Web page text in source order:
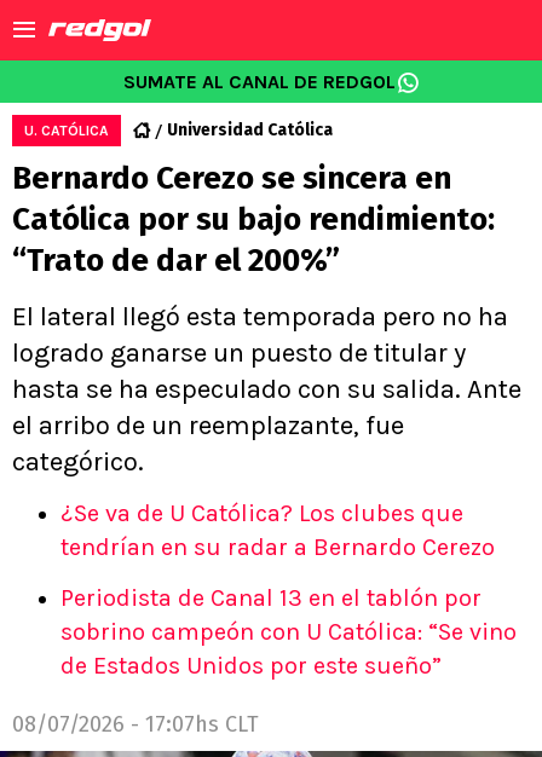
SUMATE AL CANAL DE REDGOL
U. CATÓLICA Universidad Católica
Bernardo Cerezo se sincera en
Católica por su bajo rendimiento:
“Trato de dar el 200%”
El lateral llegó esta temporada pero no ha
logrado ganarse un puesto de titular y
hasta se ha especulado con su salida. Ante
el arribo de un reemplazante, fue
categórico.
¿Se va de U Católica? Los clubes que
tendrían en su radar a Bernardo Cerezo
Periodista de Canal 13 en el tablón por
sobrino campeón con U Católica: “Se vino
de Estados Unidos por este sueño”
08/07/2026 - 17:07hs CLT